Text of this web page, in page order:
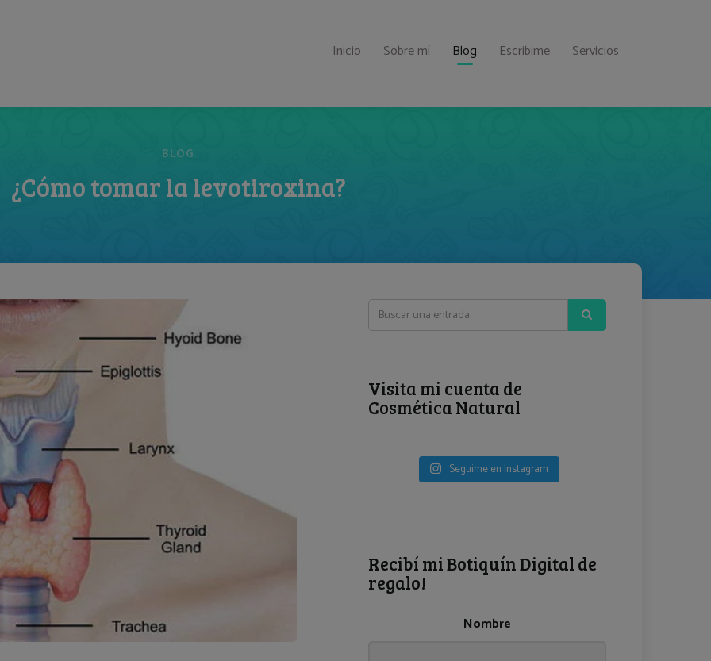
Inicio Sobre mí Blog Escribime Servicios
BLOG
¿Cómo tomar la levotiroxina?
Visita mi cuenta de
Cosmética Natural
Seguime en Instagram
Recibí mi Botiquín Digital de
regalo!
Nombre